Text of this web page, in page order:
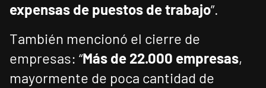
expensas de puestos de trabajo”.
También mencionó el cierre de
empresas: “Más de 22.000 empresas,
mayormente de poca cantidad de